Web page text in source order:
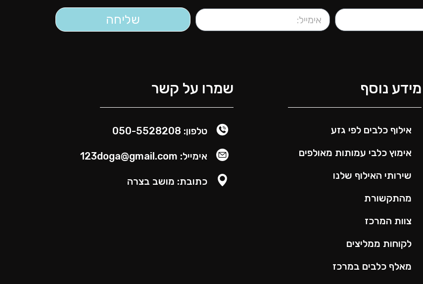
שליחה
מידע נוסף
אילוף כלבים לפי גזע
אימוץ כלבי עמותות מאולפים
שירותי האילוף שלנו
מהתקשורת
צוות המרכז
לקוחות ממליצים
מאלף כלבים במרכז
שמרו על קשר
טלפון: 050-5528208
אימייל: 123doga@gmail.com
כתובת: מושב בצרה